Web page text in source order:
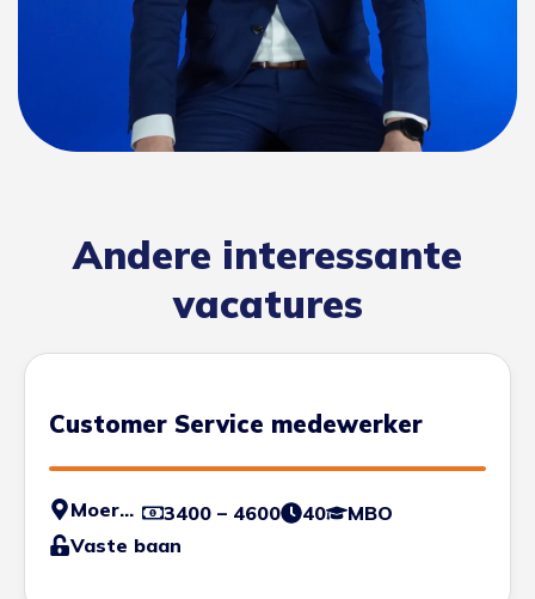
Andere interessante
vacatures
Customer Service medewerker
Moerdijk 3400 – 4600 40
MBO
Vaste baan